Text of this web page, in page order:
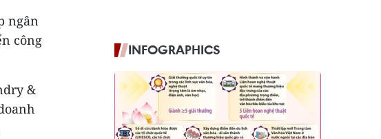
ngân
công
&
INFOGRAPHICS